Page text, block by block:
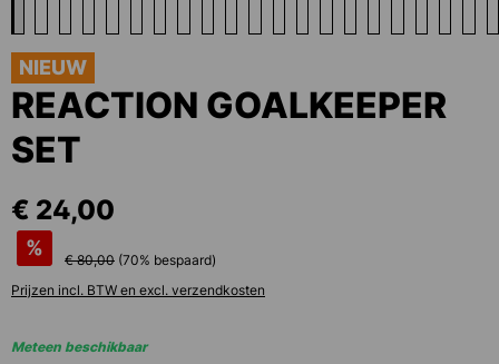
NIEUW
REACTION GOALKEEPER
SET
€ 24,00
%
€ 80,00 (70% bespaard)
Prijzen incl. BTW en excl. verzendkosten
Meteen beschikbaar